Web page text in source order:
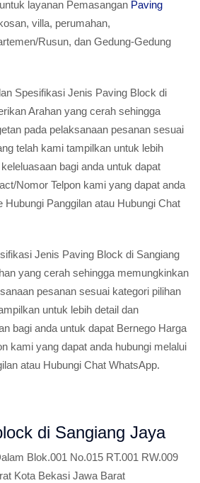
layanan Pemasangan Paving
villa, perumahan,
Rusun, dan Gedung-Gedung
Spesifikasi Jenis Paving Block di
Arahan yang cerah sehingga
pada pelaksanaan pesanan sesuai
telah kami tampilkan untuk lebih
bagi anda untuk dapat
Nomor Telpon kami yang dapat anda
Hubungi Panggilan atau Hubungi Chat
Jenis Paving Block di Sangiang
yang cerah sehingga memungkinkan
pesanan sesuai kategori pilihan
untuk lebih detail dan
bagi anda untuk dapat Bernego Harga
kami yang dapat anda hubungi melalui
atau Hubungi Chat WhatsApp.
di Sangiang Jaya
Blok.001 No.015 RT.001 RW.009
Kota Bekasi Jawa Barat